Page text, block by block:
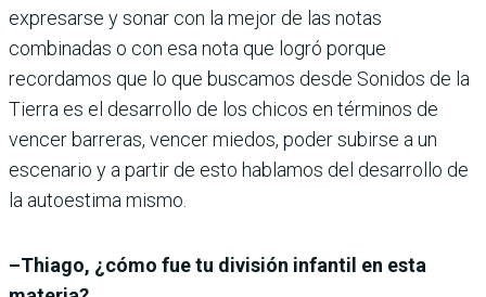
expresarse y sonar con la mejor de las notas
combinadas o con esa nota que logró porque
recordamos que lo que buscamos desde Sonidos de la
Tierra es el desarrollo de los chicos en términos de
vencer barreras, vencer miedos, poder subirse a un
escenario y a partir de esto hablamos del desarrollo de
la autoestima mismo.
–Thiago, ¿cómo fue tu división infantil en esta